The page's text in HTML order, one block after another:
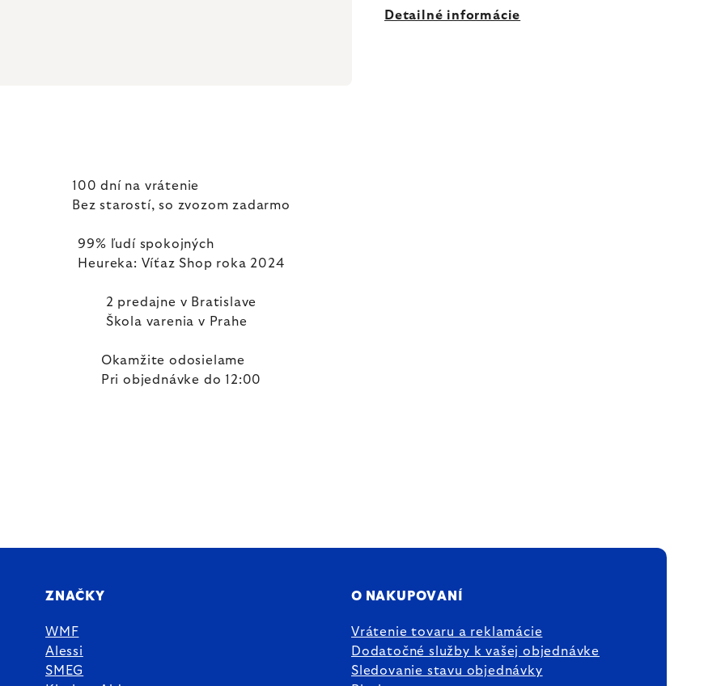
Detailné informácie
100 dní na vrátenie
Bez starostí, so zvozom zadarmo
99% ľudí spokojných
Heureka: Víťaz Shop roka 2024
2 predajne v Bratislave
Škola varenia v Prahe
Okamžite odosielame
Pri objednávke do 12:00
ZNAČKY
WMF
Alessi
SMEG
O NAKUPOVANÍ
Vrátenie tovaru a reklamácie
Dodatočné služby k vašej objednávke
Sledovanie stavu objednávky